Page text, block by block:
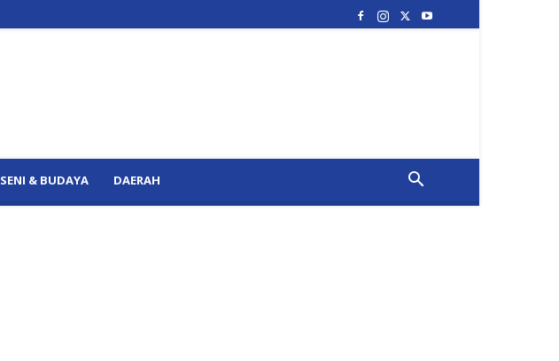
SENI & BUDAYA DAERAH